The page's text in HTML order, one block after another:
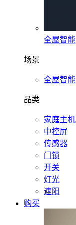
全屋智能
场景
全屋智能
品类
家庭主机
中控屏
传感器
门锁
开关
灯光
遮阳
购买